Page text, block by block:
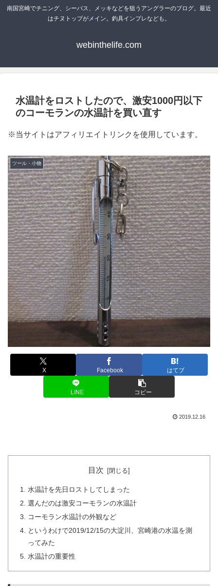
南国宮崎でチニング、シーバス、メッキなどを狙うアングラーのブログ。最近
はチヌトップがメイン。釣具インプレなども。
webinthelife.com
水温計をロストしたので、激安1000円以下
のコーモランの水温計を買い直す
※当サイトはアフィリエイトリンクを使用しています。
ツール・小物
X Facebook はてブ
LINE コピー
2019.12.16
目次
水温計を先日ロストしてしまった
選んだのは激安コーモランの水温計
コーモラン水温計の外観など
というわけで2019/12/15の大淀川、宮崎港の水温を測
ってみた
水温計の重要性